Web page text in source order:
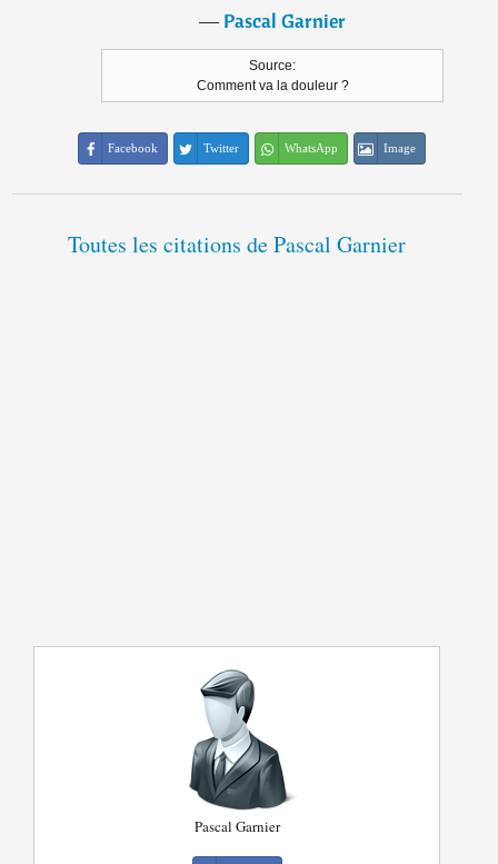
―Pascal Garnier
Source:
Comment va la douleur ?
Facebook Twitter WhatsApp Image
Toutes les citations de Pascal Garnier
Pascal Garnier